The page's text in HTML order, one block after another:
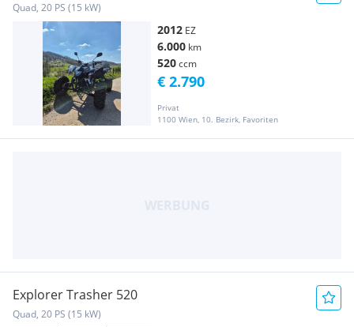
Quad, 20 PS (15 kW)
2012 EZ
6.000 km
520ccm
Privat
1100 Wien, 10. Bezirk, Favoriten
€ 2.790
Explorer Trasher 520
Quad, 20 PS (15 kW)